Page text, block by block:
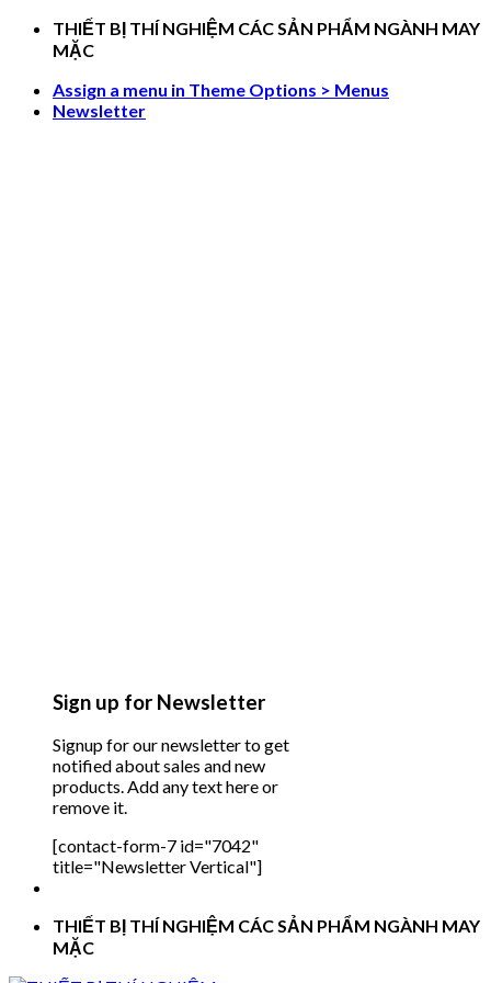
Skip
THIẾT BỊ THÍ NGHIỆM CÁC SẢN PHẨM NGÀNH MAY
MẶC
Assign a menu in Theme Options > Menus
Newsletter
Sign up for Newsletter
Signup for our newsletter to get
notified about sales and new
products. Add any text here or
remove it.
[contact-form-7 id="7042"
title="Newsletter Vertical"]
THIẾT BỊ THÍ NGHIỆM CÁC SẢN PHẨM NGÀNH MAY
MẶC